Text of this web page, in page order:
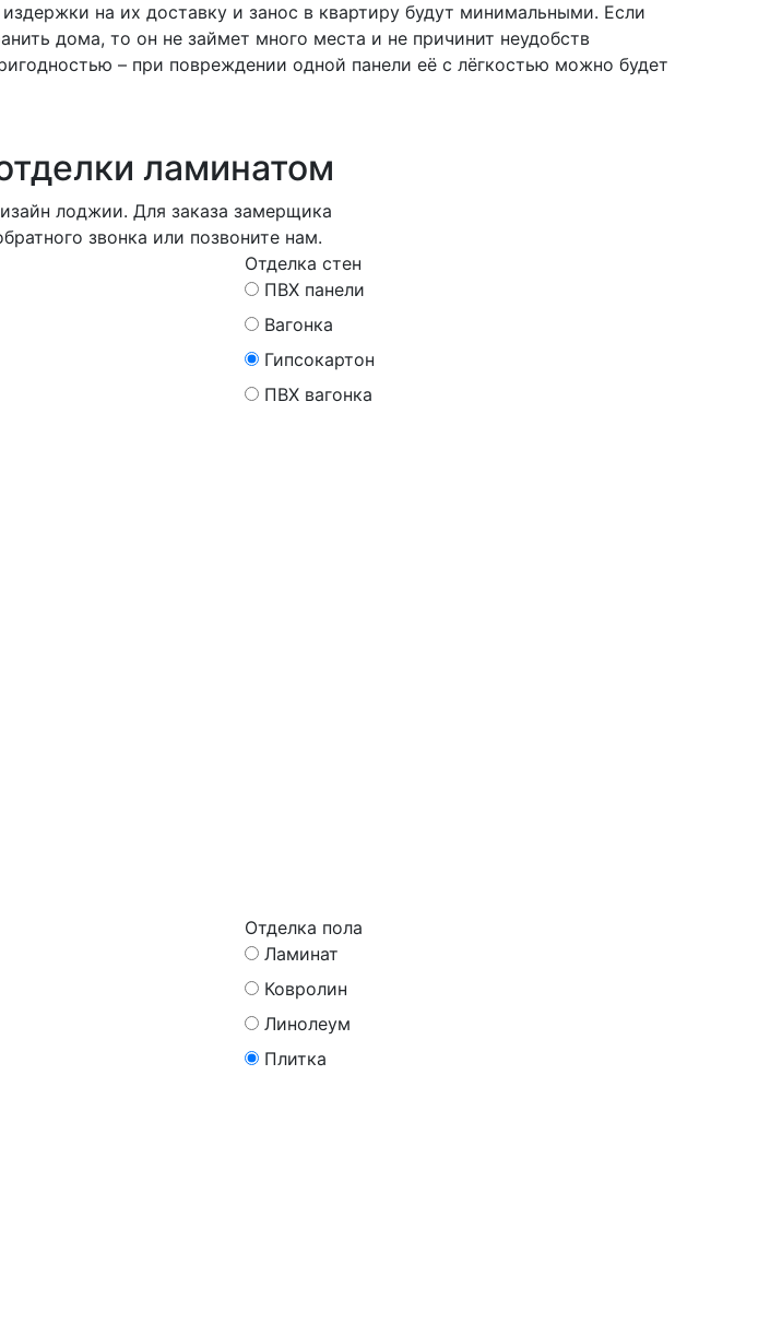
на их доставку и занос в квартиру будут минимальными. Если
дома, то он не займет много места и не причинит неудобств
– при повреждении одной панели её с лёгкостью можно будет
ламинатом
лоджии. Для заказа замерщика
звонка или позвоните нам.
Отделка стен
ПВХ панели
Вагонка
Гипсокартон
ПВХ вагонка
Отделка пола
Ламинат
Ковролин
Линолеум
Плитка